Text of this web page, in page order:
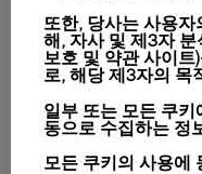
또한, 당사는 사용
해, 자사 및 제3자
보호 및 약관 사이트)
로, 해당 제3자의 목
일부 또는 모든 쿠
동으로 수집하는 정
모든 쿠키의 사용에